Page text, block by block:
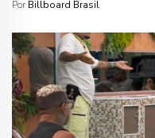
Por Billboard Brasil